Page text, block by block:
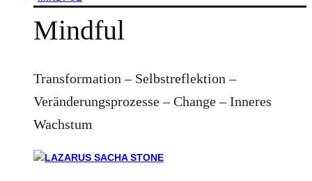
Mindful
Transformation – Selbstreflektion –
Veränderungsprozesse – Change – Inneres
Wachstum